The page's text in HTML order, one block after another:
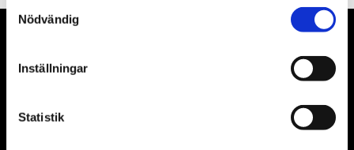
Nödvändig
Inställningar
Statistik
Våra främsta leverantörer är KS Tools verktyg, ATH billyftar
& däckmaskiner och Master luftmaskiner. Kontakta oss
gärna om vad som helst då vi gör vårt yttersta för att hjälpa